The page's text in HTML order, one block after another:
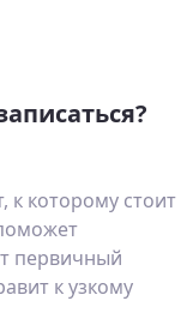
к которому стоит
первичный
к узкому